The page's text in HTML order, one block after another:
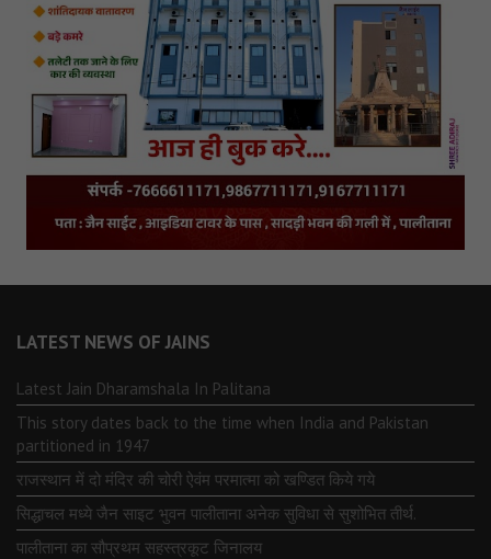
LATEST NEWS OF JAINS
Latest Jain Dharamshala In Palitana
This story dates back to the time when India and Pakistan
partitioned in 1947
राजस्थान में दो मंदिर की चोरी ऐवंम परमात्मा को खण्डित किये गये
सिद्धाचल मध्ये जैन साइट भुवन पालीताना अनेक सुविधा से सुशोभित तीर्थ.
पालीताना का सौप्रथम सहस्त्रकूट जिनालय